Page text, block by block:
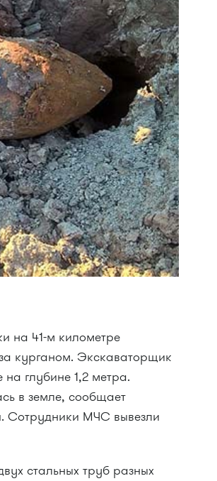
на 41-м километре
курганом. Экскаваторщик
глубине 1,2 метра.
в земле, сообщает
Сотрудники МЧС вывезли
стальных труб разных